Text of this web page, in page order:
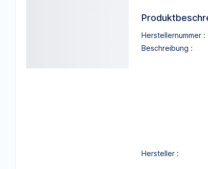
Herstellernummer :
Beschreibung :
Hersteller :